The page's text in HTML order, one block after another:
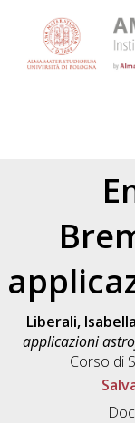
Liberali, Isabella
applicazioni
Corso di